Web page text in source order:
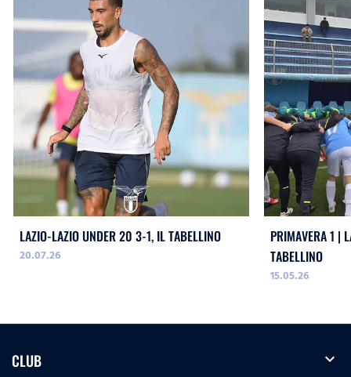
LAZIO-LAZIO UNDER 20 3-1, IL TABELLINO
20.07.26
PRIMAVERA 1 |
TABELLINO
15.05.26
CLUB expand_more